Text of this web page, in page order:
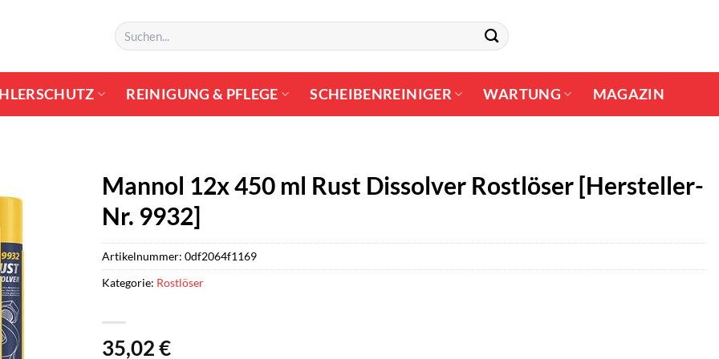
Suchen
nach:
REINIGUNG & PFLEGE SCHEIBENREINIGER WARTUNG MAGAZIN
Mannol 12x 450 ml Rust Dissolver Rostlöser [Hersteller-
Nr. 9932]
35,02€
Artikelnummer: 0df2064f1169
Kategorie: Rostlöser